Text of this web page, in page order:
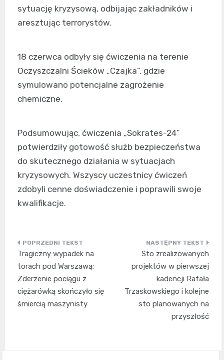
sytuację kryzysową, odbijając zakładników i
aresztując terrorystów.
18 czerwca odbyły się ćwiczenia na terenie
Oczyszczalni Ścieków „Czajka”, gdzie
symulowano potencjalne zagrożenie
chemiczne.
Podsumowując, ćwiczenia „Sokrates-24”
potwierdziły gotowość służb bezpieczeństwa
do skutecznego działania w sytuacjach
kryzysowych. Wszyscy uczestnicy ćwiczeń
zdobyli cenne doświadczenie i poprawili swoje
kwalifikacje.
Nawigacja
wpisu
Tragiczny wypadek na
torach pod Warszawą:
Zderzenie pociągu z
ciężarówką skończyło się
śmiercią maszynisty
Sto zrealizowanych
projektów w pierwszej
kadencji Rafała
Trzaskowskiego i kolejne
sto planowanych na
przyszłość